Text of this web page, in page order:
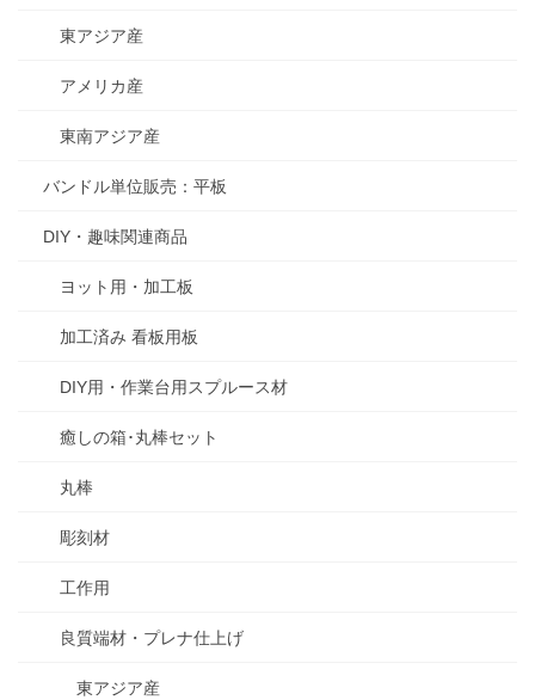
東アジア産
アメリカ産
東南アジア産
バンドル単位販売：平板
DIY・趣味関連商品
ヨット用・加工板
加工済み 看板用板
DIY用・作業台用スプルース材
癒しの箱･丸棒セット
丸棒
彫刻材
工作用
良質端材・プレナ仕上げ
東アジア産